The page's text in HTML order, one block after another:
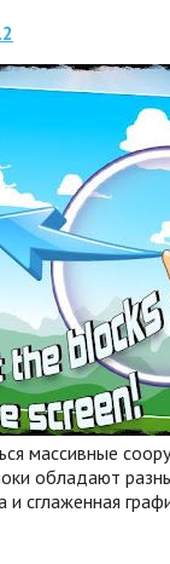
массивные
обладают
и сглаженная